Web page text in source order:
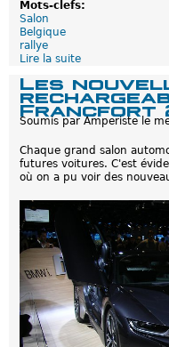
Mots-clefs:
Salon
Belgique
rallye
Lire la suite
E
-
B
r
s
s
e
:
l
l
y
e
P
Les
Francfort
Soumis par Amperistele
Chaque grand salon
futures voitures. C'est
où on a pu voir des